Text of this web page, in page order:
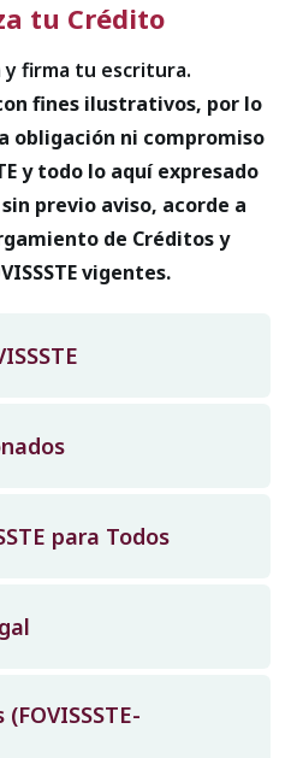
para Todos
tu Crédito
y firma tu escritura.
fines ilustrativos, por lo
obligación ni compromiso
y todo lo aquí expresado
previo aviso, acorde a
de Créditos y
vigentes.